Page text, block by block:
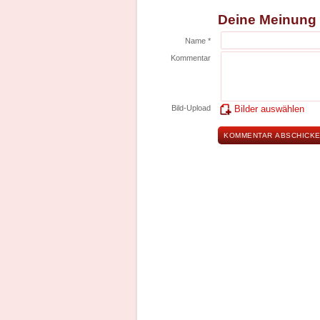
Deine Meinung
Name *
Kommentar
Bild-Upload Bilder auswählen